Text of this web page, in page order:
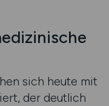
sich heute mit
der deutlich